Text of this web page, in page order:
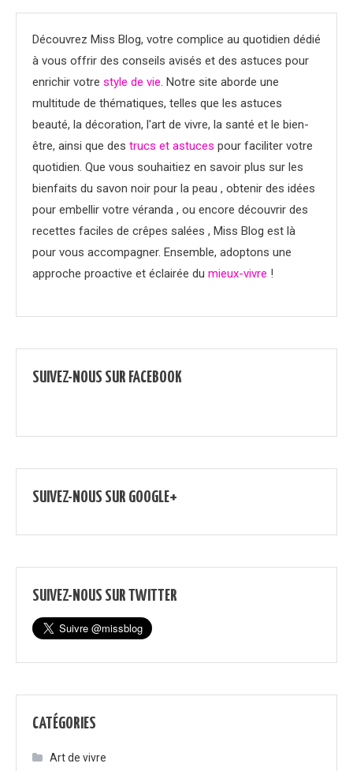
Découvrez Miss Blog, votre complice au quotidien dédié
à vous offrir des conseils avisés et des astuces pour
enrichir votre style de vie. Notre site aborde une
multitude de thématiques, telles que les astuces
beauté, la décoration, l'art de vivre, la santé et le bien-
être, ainsi que des trucs et astuces pour faciliter votre
quotidien. Que vous souhaitiez en savoir plus sur les
bienfaits du savon noir pour la peau , obtenir des idées
pour embellir votre véranda , ou encore découvrir des
recettes faciles de crêpes salées , Miss Blog est là
pour vous accompagner. Ensemble, adoptons une
approche proactive et éclairée du mieux-vivre !
SUIVEZ-NOUS SUR FACEBOOK
SUIVEZ-NOUS SUR GOOGLE+
SUIVEZ-NOUS SUR TWITTER
CATÉGORIES
Art de vivre